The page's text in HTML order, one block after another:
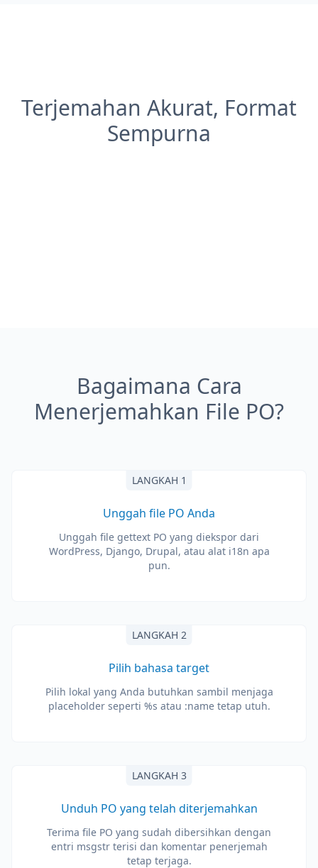
Terjemahan Akurat, Format
Sempurna
Bagaimana Cara
Menerjemahkan File PO?
LANGKAH 1
Unggah file PO Anda
Unggah file gettext PO yang diekspor dari
WordPress, Django, Drupal, atau alat i18n apa
pun.
LANGKAH 2
Pilih bahasa target
Pilih lokal yang Anda butuhkan sambil menjaga
placeholder seperti %s atau :name tetap utuh.
LANGKAH 3
Unduh PO yang telah diterjemahkan
Terima file PO yang sudah dibersihkan dengan
entri msgstr terisi dan komentar penerjemah
tetap terjaga.